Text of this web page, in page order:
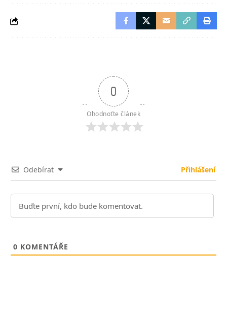
0
Ohodnoťte článek
Odebírat Přihlášení
0 KOMENTÁŘE